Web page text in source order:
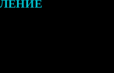
Когда отправим заказ
с трек-номером для